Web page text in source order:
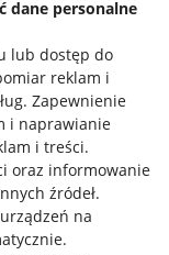
dane personalne
lub dostęp do
reklam i
. Zapewnienie
i naprawianie
i treści.
oraz informowanie
źródeł.
na
.